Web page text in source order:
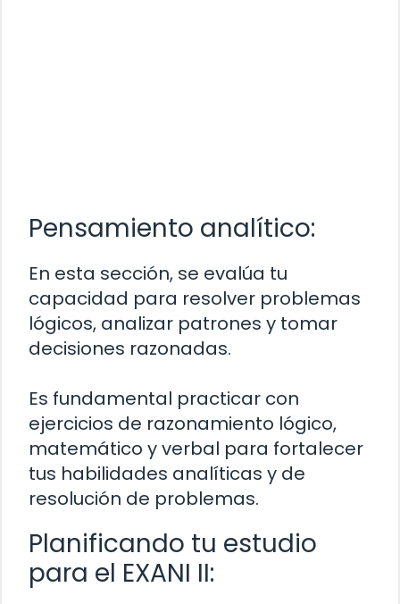
Pensamiento analítico:
En esta sección, se evalúa tu
capacidad para resolver problemas
lógicos, analizar patrones y tomar
decisiones razonadas.
Es fundamental practicar con
ejercicios de razonamiento lógico,
matemático y verbal para fortalecer
tus habilidades analíticas y de
resolución de problemas.
Planificando tu estudio
para el EXANI II: